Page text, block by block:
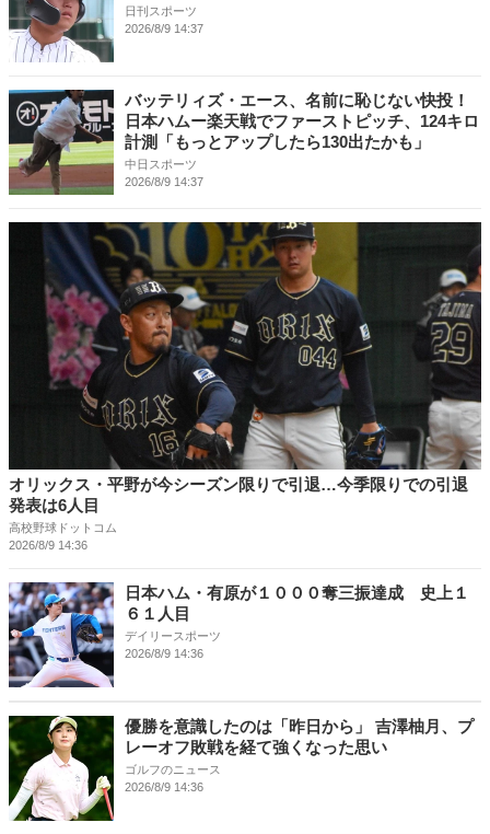
日刊スポーツ
2026/8/9 14:37
バッテリィズ・エース、名前に恥じない快投！
日本ハムー楽天戦でファーストピッチ、124キロ
計測「もっとアップしたら130出たかも」
中日スポーツ
2026/8/9 14:37
オリックス・平野が今シーズン限りで引退…今季限りでの引退
発表は6人目
高校野球ドットコム
2026/8/9 14:36
日本ハム・有原が１０００奪三振達成 史上１
６１人目
デイリースポーツ
2026/8/9 14:36
優勝を意識したのは「昨日から」 吉澤柚月、プ
レーオフ敗戦を経て強くなった思い
ゴルフのニュース
2026/8/9 14:36